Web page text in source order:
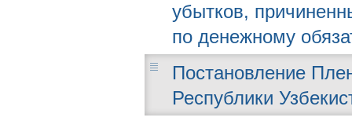
убытков,
по денежному
Постановление
Республики